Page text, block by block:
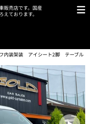
販売店です。国産
ております。
フ内装架装 アイシート2脚 テーブル